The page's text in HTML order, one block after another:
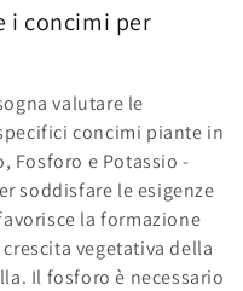
i concimi per
valutare le
concimi piante in
Fosforo e Potassio -
soddisfare le esigenze
la formazione
vegetativa della
Il fosforo è necessario